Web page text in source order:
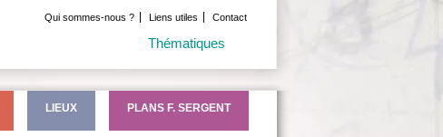
Qui sommes-nous ? Liens utiles Contact
Thématiques
LIEUX PLANS F. SERGENT